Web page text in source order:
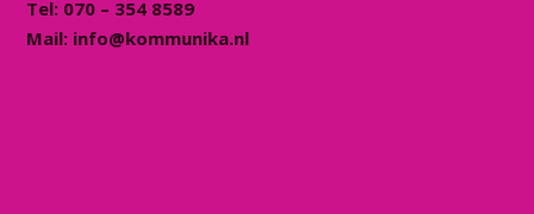
Tel: 070 – 354 8589
Mail: info@kommunika.nl